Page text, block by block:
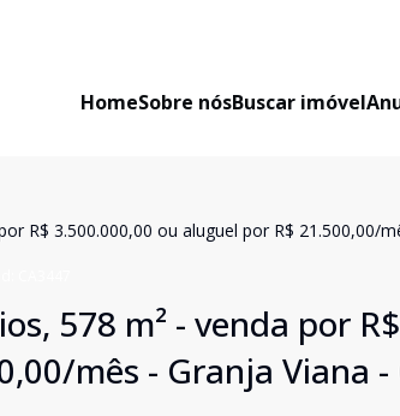
HomeSobre nósBuscar imóvel
R$ 3.500.000,00 ou aluguel por R$ 21.500,00/
578 m² - venda por
mês - Granja Viana -